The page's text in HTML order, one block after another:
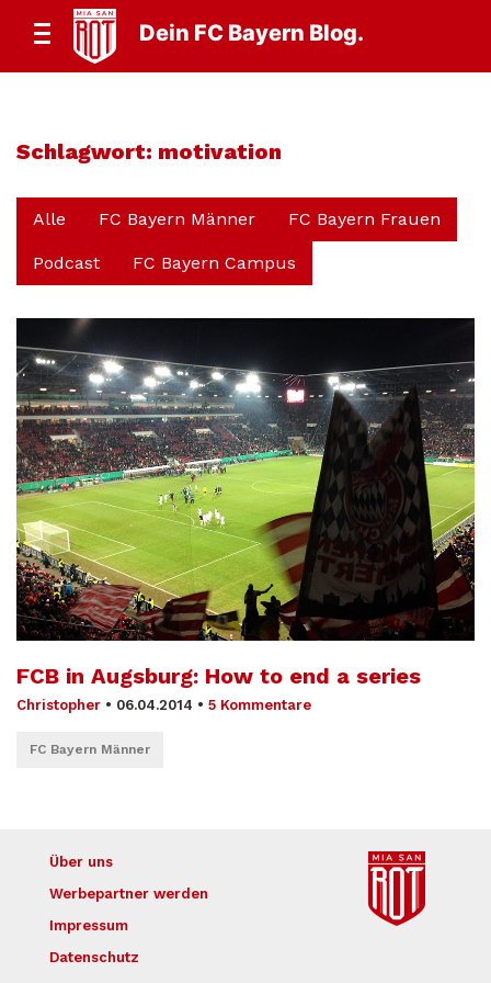
Dein FC Bayern Blog.
Schlagwort: motivation
Alle FC Bayern Männer FC Bayern Frauen
Podcast FC Bayern Campus
FCB in Augsburg: How to end a series
Christopher • 06.04.2014 • 5 Kommentare
FC Bayern Männer
Über uns
Werbepartner werden
Impressum
Datenschutz